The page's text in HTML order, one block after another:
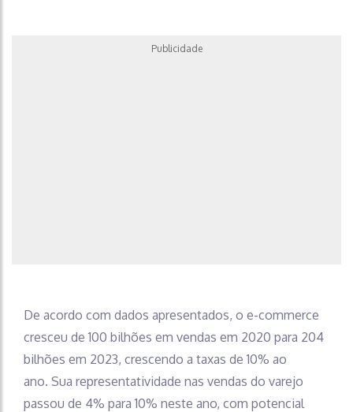
Publicidade
De acordo com dados apresentados, o e-commerce
cresceu de 100 bilhões em vendas em 2020 para 204
bilhões em 2023, crescendo a taxas de 10% ao
ano. Sua representatividade nas vendas do varejo
passou de 4% para 10% neste ano, com potencial